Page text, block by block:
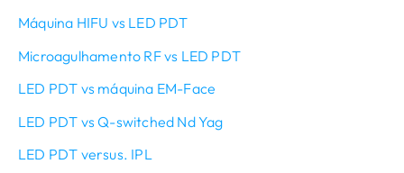
Máquina HIFU vs LED PDT
Microagulhamento RF vs LED PDT
LED PDT vs máquina EM-Face
LED PDT vs Q-switched Nd Yag
LED PDT versus. IPL